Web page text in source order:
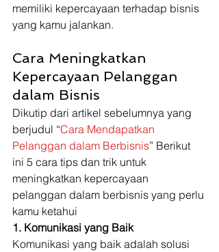
memiliki kepercayaan terhadap bisnis
yang kamu jalankan.
Cara Meningkatkan
Kepercayaan Pelanggan
dalam Bisnis
Dikutip dari artikel sebelumnya yang
berjudul “Cara Mendapatkan
Pelanggan dalam Berbisnis” Berikut
ini 5 cara tips dan trik untuk
meningkatkan kepercayaan
pelanggan dalam berbisnis yang perlu
kamu ketahui
1. Komunikasi yang Baik
Komunikasi yang baik adalah solusi